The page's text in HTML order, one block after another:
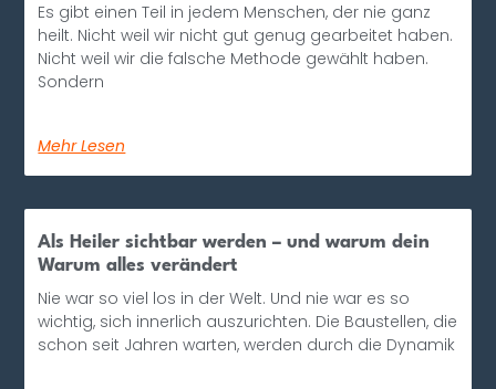
Es gibt einen Teil in jedem Menschen, der nie ganz
heilt. Nicht weil wir nicht gut genug gearbeitet haben.
Nicht weil wir die falsche Methode gewählt haben.
Sondern
Mehr Lesen
Als Heiler sichtbar werden – und warum dein
Warum alles verändert
Nie war so viel los in der Welt. Und nie war es so
wichtig, sich innerlich auszurichten. Die Baustellen, die
schon seit Jahren warten, werden durch die Dynamik